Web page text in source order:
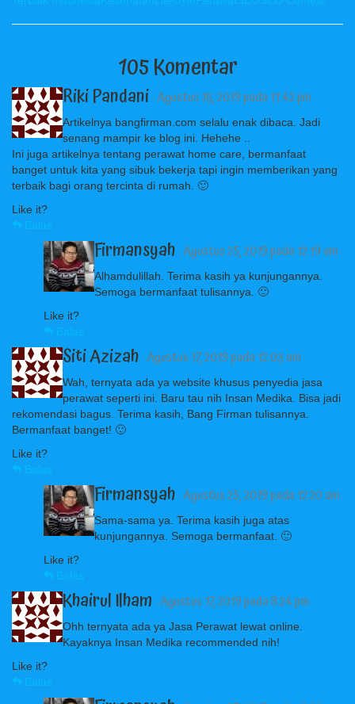
105 Komentar
Riki Pandani· Agustus 16, 2019 pada 11:42 pm
Artikelnya bangfirman.com selalu enak dibaca. Jadi
senang mampir ke blog ini. Hehehe ..
Ini juga artikelnya tentang perawat home care, bermanfaat
banget untuk kita yang sibuk bekerja tapi ingin memberikan yang
terbaik bagi orang tercinta di rumah. 🙂
Like it?
Balas
Firmansyah· Agustus 25, 2019 pada 12:19 am
Alhamdulillah. Terima kasih ya kunjungannya.
Semoga bermanfaat tulisannya. 🙂
Like it?
Balas
Siti Azizah· Agustus 17, 2019 pada 12:03 am
Wah, ternyata ada ya website khusus penyedia jasa
perawat seperti ini. Baru tau nih Insan Medika. Bisa jadi
rekomendasi bagus. Terima kasih, Bang Firman tulisannya.
Bermanfaat banget! 🙂
Like it?
Balas
Firmansyah· Agustus 25, 2019 pada 12:20 am
Sama-sama ya. Terima kasih juga atas
kunjungannya. Semoga bermanfaat. 🙂
Like it?
Balas
Khairul Ilham · Agustus 17, 2019 pada 8:24 pm
Ohh ternyata ada ya Jasa Perawat lewat online.
Kayaknya Insan Medika recommended nih!
Like it?
Balas